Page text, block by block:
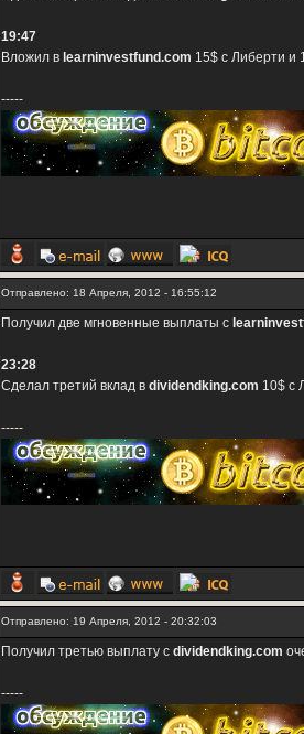
19:47
Вложил в learninvestfund.com 15$ с Либерти и
-----
Отправлено: 18 Апреля, 2012 - 16:55:12
Получил две мгновенные выплаты с
23:28
Сделал третий вклад в dividendking.com 10$ с
-----
Отправлено: 19 Апреля, 2012 - 20:32:03
Получил третью выплату с dividendking.com
-----